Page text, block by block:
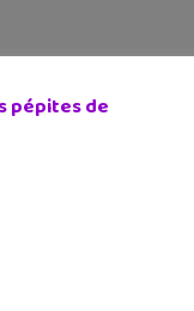
de
cette première
pépites de